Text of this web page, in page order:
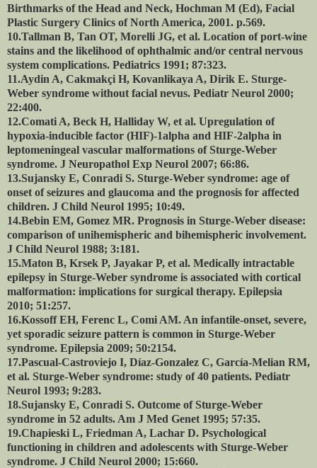
Birthmarks of the Head and Neck, Hochman M (Ed), Facial
Plastic Surgery Clinics of North America, 2001. p.569.
10.Tallman B, Tan OT, Morelli JG, et al. Location of port-wine
stains and the likelihood of ophthalmic and/or central nervous
system complications. Pediatrics 1991; 87:323.
11.Aydin A, Cakmakçi H, Kovanlikaya A, Dirik E. Sturge-
Weber syndrome without facial nevus. Pediatr Neurol 2000;
22:400.
12.Comati A, Beck H, Halliday W, et al. Upregulation of
hypoxia-inducible factor (HIF)-1alpha and HIF-2alpha in
leptomeningeal vascular malformations of Sturge-Weber
syndrome. J Neuropathol Exp Neurol 2007; 66:86.
13.Sujansky E, Conradi S. Sturge-Weber syndrome: age of
onset of seizures and glaucoma and the prognosis for affected
children. J Child Neurol 1995; 10:49.
14.Bebin EM, Gomez MR. Prognosis in Sturge-Weber disease:
comparison of unihemispheric and bihemispheric involvement.
J Child Neurol 1988; 3:181.
15.Maton B, Krsek P, Jayakar P, et al. Medically intractable
epilepsy in Sturge-Weber syndrome is associated with cortical
malformation: implications for surgical therapy. Epilepsia
2010; 51:257.
16.Kossoff EH, Ferenc L, Comi AM. An infantile-onset, severe,
yet sporadic seizure pattern is common in Sturge-Weber
syndrome. Epilepsia 2009; 50:2154.
17.Pascual-Castroviejo I, Díaz-Gonzalez C, García-Melian RM,
et al. Sturge-Weber syndrome: study of 40 patients. Pediatr
Neurol 1993; 9:283.
18.Sujansky E, Conradi S. Outcome of Sturge-Weber
syndrome in 52 adults. Am J Med Genet 1995; 57:35.
19.Chapieski L, Friedman A, Lachar D. Psychological
functioning in children and adolescents with Sturge-Weber
syndrome. J Child Neurol 2000; 15:660.